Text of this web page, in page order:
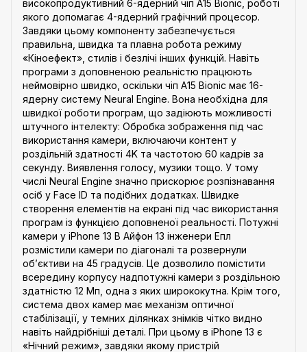
високопродуктивний 6-ядерний чіп A15 Bionic, роботі
якого допомагає 4-ядерний графічний процесор.
Завдяки цьому компоненту забезпечується
правильна, швидка та плавна робота режиму
«Кіноефект», стилів і безлічі інших функцій. Навіть
програми з доповненою реальністю працюють
неймовірно швидко, оскільки чіп A15 Bionic має 16-
ядерну систему Neural Engine. Вона необхідна для
швидкої роботи програм, що задіюють можливості
штучного інтелекту: Обробка зображення під час
використання камери, включаючи контент у
роздільній здатності 4K та частотою 60 кадрів за
секунду. Виявлення голосу, музики тощо. У тому
числі Neural Engine значно прискорює розпізнавання
осіб у Face ID та подібних додатках. Швидке
створення елементів на екрані під час використання
програм із функцією доповненої реальності. Потужні
камери у iPhone 13 В Айфон 13 інженери Епл
розмістили камери по діагоналі та розвернули
об’єктиви на 45 градусів. Це дозволило помістити
всередину корпусу надпотужні камери з роздільною
здатністю 12 Мп, одна з яких ширококутна. Крім того,
система двох камер має механізм оптичної
стабілізації, у темних ділянках знімків чітко видно
навіть найдрібніші деталі. При цьому в iPhone 13 є
«Нічний режим», завдяки якому пристрій